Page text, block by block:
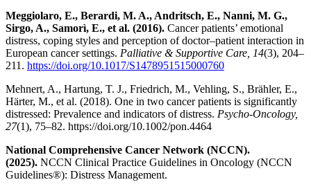
Meggiolaro, E., Berardi, M. A., Andritsch, E., Nanni, M. G.,
Sirgo, A., Samorì, E., et al. (2016). Cancer patients’ emotional
distress, coping styles and perception of doctor–patient interaction in
European cancer settings. Palliative & Supportive Care, 14(3), 204–
211. https://doi.org/10.1017/S1478951515000760
Mehnert, A., Hartung, T. J., Friedrich, M., Vehling, S., Brähler, E.,
Härter, M., et al. (2018). One in two cancer patients is significantly
distressed: Prevalence and indicators of distress. Psycho-Oncology,
27(1), 75–82. https://doi.org/10.1002/pon.4464
National Comprehensive Cancer Network (NCCN).
(2025). NCCN Clinical Practice Guidelines in Oncology (NCCN
Guidelines®): Distress Management.